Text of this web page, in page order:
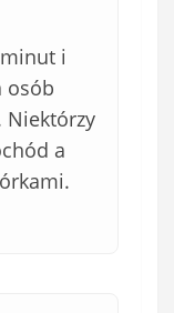
i
osób
Niektórzy
a